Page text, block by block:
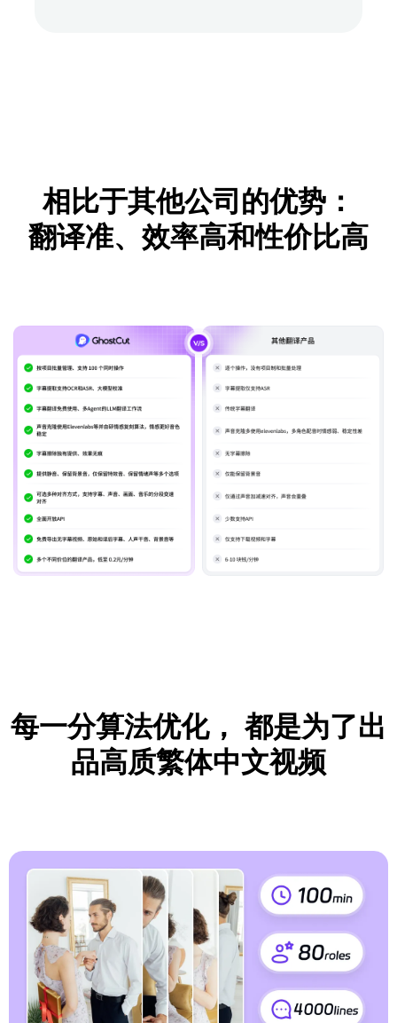
相比于其他公司的优势：
翻译准、效率高和性价比高
每一分算法优化， 都是为了出
品高质繁体中文视频